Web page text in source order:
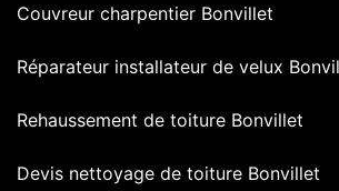
Couvreur charpentier Bonvillet
Réparateur installateur de velux
Rehaussement de toiture Bonvillet
Devis nettoyage de toiture Bonvillet